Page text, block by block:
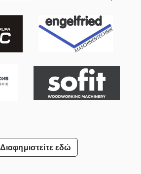
[kg]: 3969kg Dodpjy E Hdgjfx Afgjkr -
4 Οικονομικές πληροφορίες ΦΠΑ: Η
χωρίς ΦΠΑ ΦΠΑ/διαφοροποιημένη
για επιχειρήσεις Παράδοση
Διαφημιστείτε εδώ